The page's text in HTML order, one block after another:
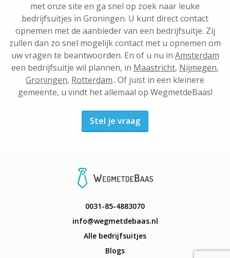
met onze site en ga snel op zoek naar leuke
bedrijfsuitjes in Groningen. U kunt direct contact
opnemen met de aanbieder van een bedrijfsuitje. Zij
zullen dan zo snel mogelijk contact met u opnemen om
uw vragen te beantwoorden. En of u nu in Amsterdam
een bedrijfsuitje wil plannen, in Maastricht, Nijmegen,
Groningen, Rotterdam.. Of juist in een kleinere
gemeente, u vindt het allemaal op WegmetdeBaas!
Stel je vraag
0031-85-4883070
info@wegmetdebaas.nl
Alle bedrijfsuitjes
Blogs